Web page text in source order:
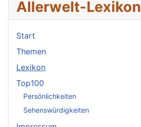
Allerwelt-Lexikon
Start
Themen
Lexikon
Top100
Persönlichkeiten
Sehenswürdigkeiten